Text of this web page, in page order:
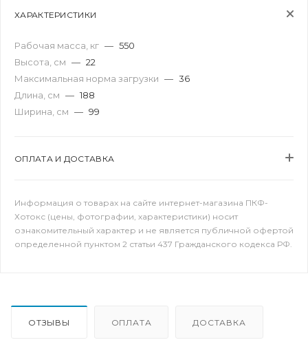
ХАРАКТЕРИСТИКИ
Рабочая масса, кг — 550
Высота, см — 22
Максимальная норма загрузки — 36
Длина, см — 188
Ширина, см — 99
ОПЛАТА И ДОСТАВКА
Информация о товарах на сайте интернет-магазина ПКФ-
Хотокс (цены, фотографии, характеристики) носит
ознакомительный характер и не является публичной офертой
определенной пунктом 2 статьи 437 Гражданского кодекса РФ.
ОТЗЫВЫ ОПЛАТА ДОСТАВКА